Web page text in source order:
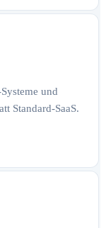
und
Standard-SaaS.